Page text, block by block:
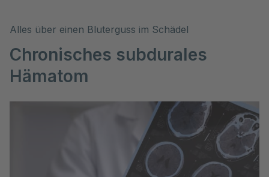
Alles über einen Bluterguss im Schädel
Chronisches subdurales
Hämatom